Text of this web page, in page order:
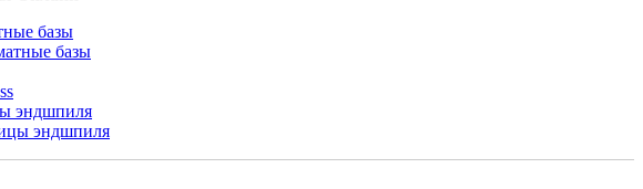
базы
эндшпиля